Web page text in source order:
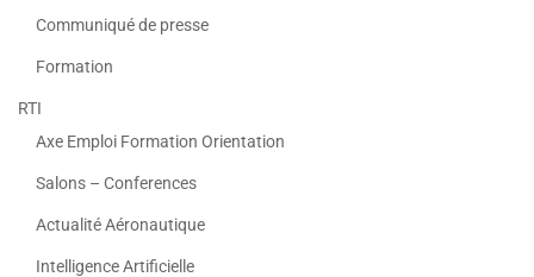
Communiqué de presse
Formation
RTI
Axe Emploi Formation Orientation
Salons – Conferences
Actualité Aéronautique
Intelligence Artificielle